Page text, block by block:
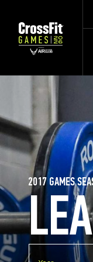
2017 GAMES